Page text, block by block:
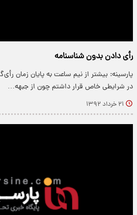
رأی دادن بدون شناسنامه
پارسینه: بیشتر از نیم ساعت به پایان زمان
در شرایطی خاص قرار داشتم چون از جبهه…
۲۱ خرداد ۱۳۹۲